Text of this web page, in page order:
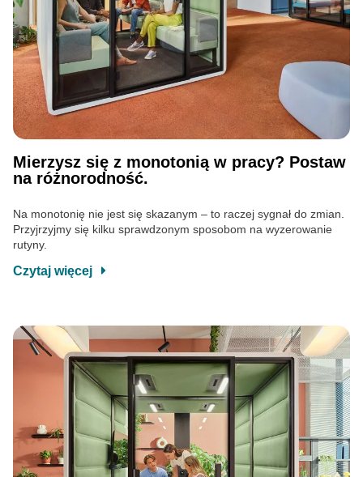
Mierzysz się z monotonią w pracy? Postaw
na różnorodność.
Na monotonię nie jest się skazanym – to raczej sygnał do zmian.
Przyjrzyjmy się kilku sprawdzonym sposobom na wyzerowanie
rutyny.
Czytaj więcej